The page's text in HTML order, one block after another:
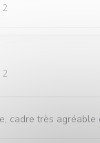
cadre très agréable